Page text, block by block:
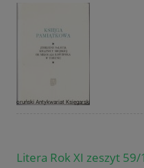
Litera Rok XI zeszyt